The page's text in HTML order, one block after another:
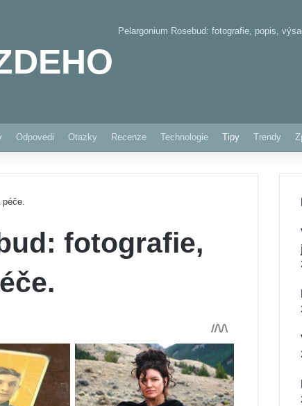
Pelargonium Rosebud: fotografie, popis,
Odpovedi Otazky Recenze Technologie Tipy Trendy
péče.
fotografie,